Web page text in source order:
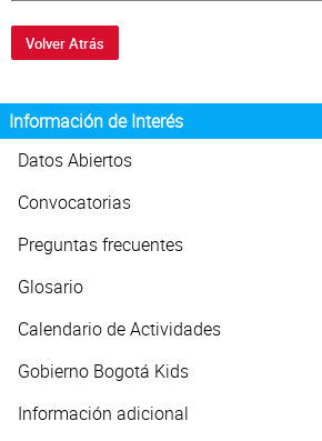
Volver Atrás
Información de Interés
Datos Abiertos
Convocatorias
Preguntas frecuentes
Glosario
Calendario de Actividades
Gobierno Bogotá Kids
Información adicional